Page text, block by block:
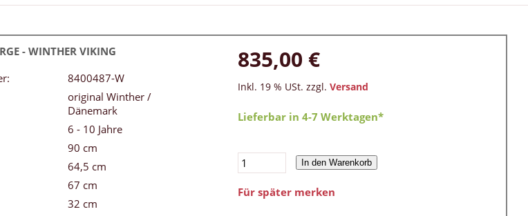
- WINTHER VIKING
8400487-W
original Winther /
Dänemark
6 - 10 Jahre
90 cm
64,5 cm
67 cm
32 cm
835,00 €
Inkl. 19 % USt. zzgl. Versand
Lieferbar in 4-7 Werktagen*
In den Warenkorb
Für später merken